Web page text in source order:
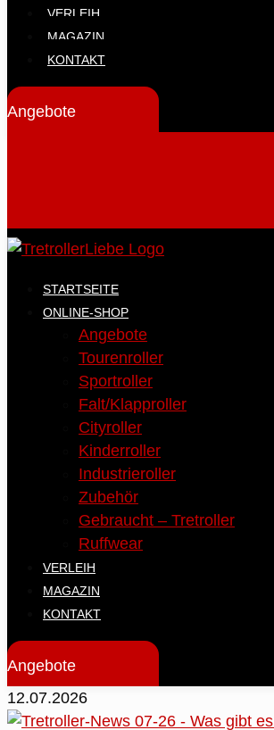
VERLEIH
MAGAZIN
KONTAKT
Angebote
STARTSEITE
ONLINE-SHOP
Angebote
Tourenroller
Sportroller
Falt/Klapproller
Cityroller
Kinderroller
Industrieroller
Zubehör
Gebraucht – Tretroller
Ruffwear
VERLEIH
MAGAZIN
KONTAKT
Angebote
12.07.2026